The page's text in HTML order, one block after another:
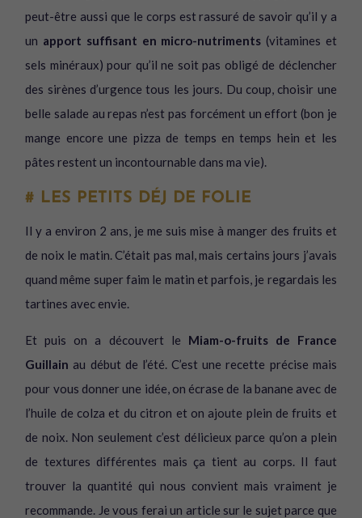
peut-être aussi que le corps est rassuré de savoir qu’il y a
un apport suffisant en micro-nutriments (vitamines et
sels minéraux) pour qu’il ne soit pas obligé de déclencher
des sirènes d’urgence tous les jours. Du coup, choisir une
belle salade au repas n’est pas forcément un effort (bon je
mange encore une pizza de temps en temps hein et les
pâtes restent un incontournable dans ma vie).
# LES PETITS DÉJ DE FOLIE
Il y a environ 2 ans, je me suis mise à manger des fruits et
de noix le matin. C’était pas mal, mais certains jours j’avais
quand même super faim le matin et parfois, je regardais les
tartines avec envie.
Et puis on a découvert le Miam-o-fruits de France
Guillain au début de l’été. C’est une recette précise mais
pour vous donner une idée, on écrase de la banane avec de
l’huile de colza et du citron et on ajoute plein de fruits et
de noix. Non seulement c’est délicieux parce qu’on a plein
de textures différentes mais ça tient au corps. Il faut
trouver la quantité qui nous convient mais vraiment je
recommande. Je vous ferai un article sur le sujet parce que